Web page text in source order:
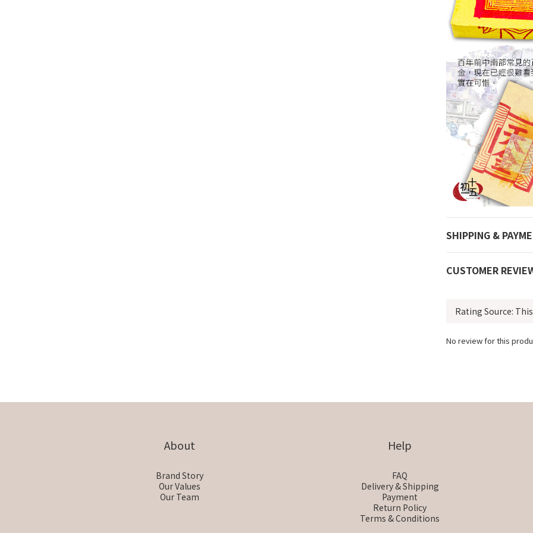
SHIPPING &
CUSTOMER
No review for this
About
Brand Story
Our Values
Our Team
Help
FAQ
Delivery & Shipping
Payment
Return Policy
Terms & Conditions